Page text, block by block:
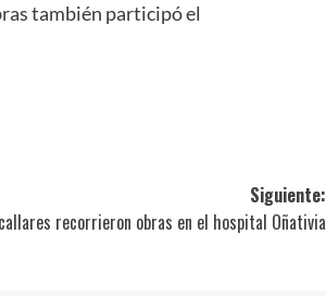
también participó el
Siguiente:
recorrieron obras en el hospital Oñativia